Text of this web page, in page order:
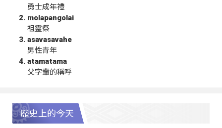
勇士成年禮
molapangolai
祖靈祭
asavasavahe
男性青年
atamatama
父字輩的稱呼
歷史上的今天